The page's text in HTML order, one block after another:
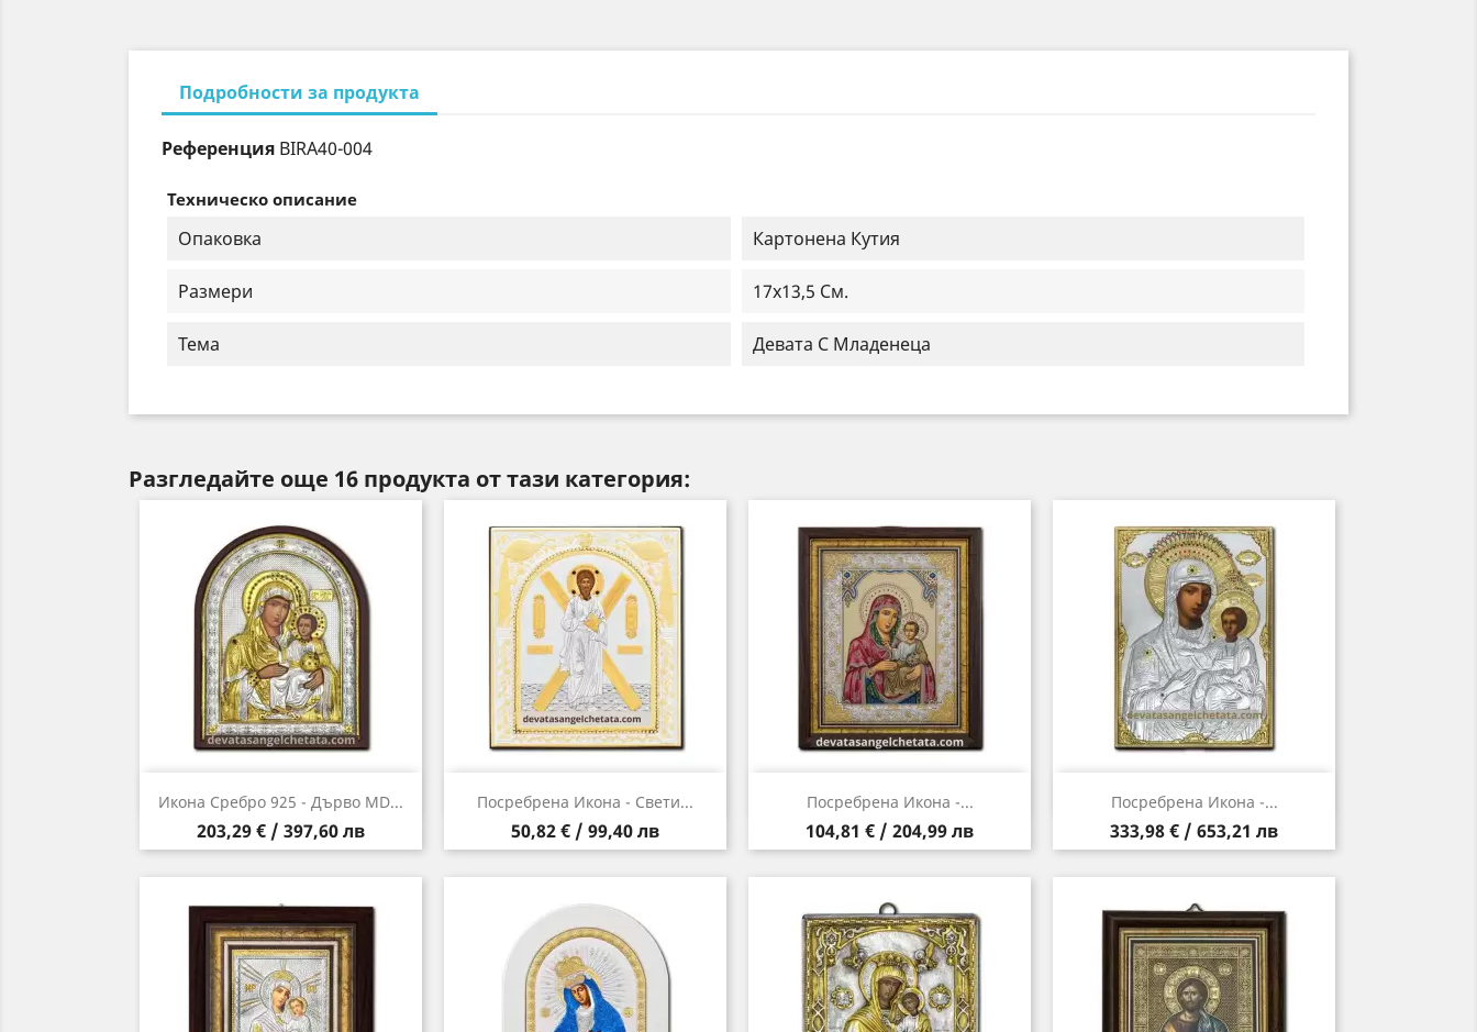
Подробности за продукта
Референция BIRA40-004
Техническо описание
Опаковка Картонена Кутия
Размери 17x13,5 См.
Тема Девата С Младенеца
Разгледайте още 16 продукта от тази категория:
Икона Сребро 925 - Дърво MD...
Цена
203,29 € / 397,60 лв
Бърз преглед Посребрена Икона - Свети...
Цена
50,82 € / 99,40 лв
Бърз преглед Посребрена Икона -...
Цена
104,81 € / 204,99 лв
Бърз преглед Посребрена Икона -...
Цена
333,98 € / 653,21 лв
Бърз преглед